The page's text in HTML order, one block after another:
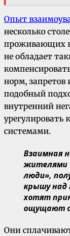
Опыт
несколько
проживающих
не обладает
норм, запретов
подобный
внутренний
системами.
Взаимная
жителями
люди»,
крышу над
хотят
ощущают
Они